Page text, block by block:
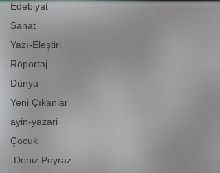
Edebiyat
Sanat
Yazı-Eleştiri
Röportaj
Dünya
Yeni Çıkanlar
ayin-yazari
Çocuk
-Deniz Poyraz